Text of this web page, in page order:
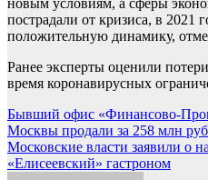
новым условиям, а сферы
пострадали от кризиса, в 2021
положительную динамику,
Ранее эксперты оценили
время коронавирусных
Навигация
по
записям
Бывший офис «Финансово-
Москвы продали за 258 млн
Московские власти заявили о
«Елисеевский» гастроном